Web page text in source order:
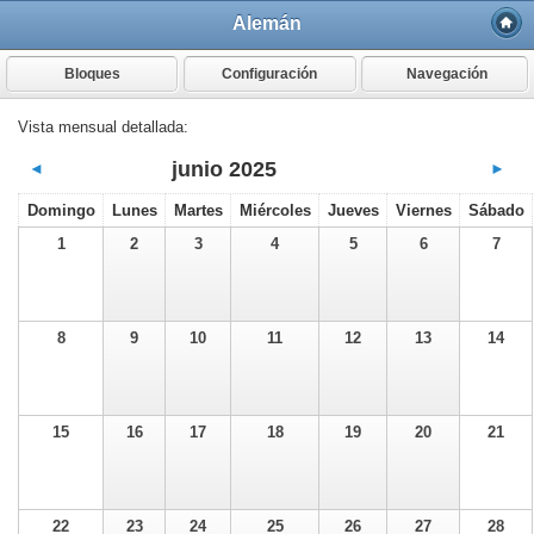
Alemán
Bloques Configuración Navegación
Vista mensual detallada:
◄ junio 2025 ►
Domingo Lunes Martes Miércoles Jueves Viernes
Sábado
1
2 3 4 5 6 7
8 9 10 11 12 13 14
15 16 17 18 19 20 21
22 23 24 25 26 27 28